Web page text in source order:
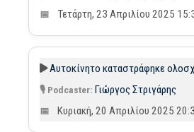
Τετάρτη, 23 Απριλίου 2025
Αυτοκίνητο καταστράφηκε
Γιώργος Στριγάρης
Κυριακή, 20 Απριλίου 2025